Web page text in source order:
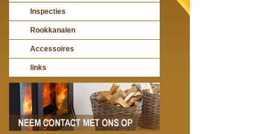
Inspecties
Rookkanalen
Accessoires
links